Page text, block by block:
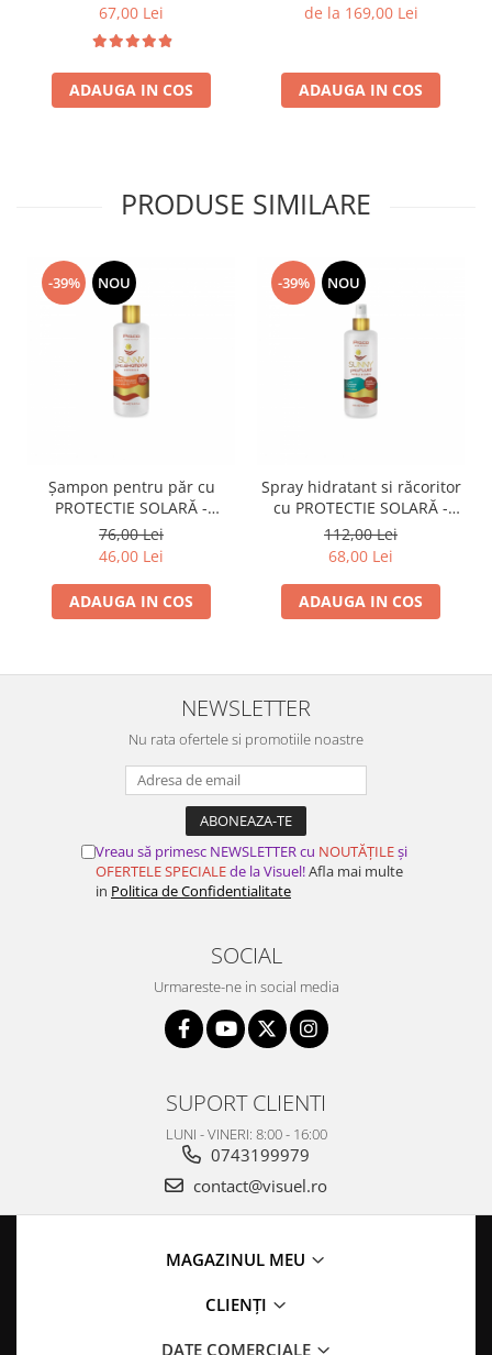
67,00 Lei
ADAUGA IN COS
de la 169,00 Lei
ADAUGA IN COS
PRODUSE SIMILARE
-39% NOU
Șampon pentru păr cu
PROTECTIE SOLARĂ -
SUNNY - PROCO - 250ml
76,00 Lei
46,00 Lei
ADAUGA IN COS
-39% NOU
Spray hidratant si răcoritor
cu PROTECTIE SOLARĂ -
SUNNY - PROCO - 250 ml
112,00 Lei
68,00 Lei
ADAUGA IN COS
NEWSLETTER
Nu rata ofertele si promotiile noastre
Vreau să primesc NEWSLETTER cu NOUTĂȚILEși
OFERTELE SPECIALEde la Visuel!Afla mai multe
in Politica de Confidentialitate
SOCIAL
Urmareste-ne in social media
SUPORT CLIENTI
LUNI - VINERI: 8:00 - 16:00
0743199979
contact@visuel.ro
MAGAZINUL MEU
CLIENȚI
DATE COMERCIALE